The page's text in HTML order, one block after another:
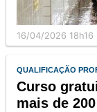
16/04/2026 18h16
QUALIFICAÇÃO
Curso
mais de